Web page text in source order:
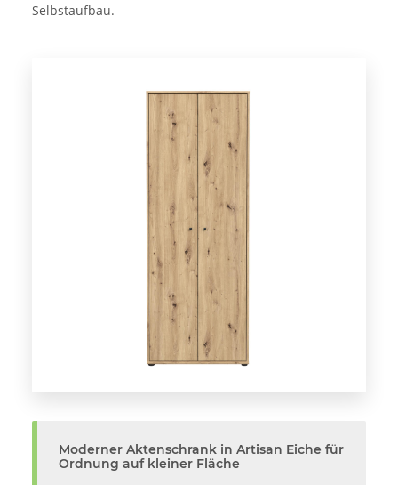
Selbstaufbau.
Moderner Aktenschrank in Artisan Eiche für
Ordnung auf kleiner Fläche